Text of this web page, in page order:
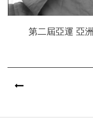
第二屆亞運 亞